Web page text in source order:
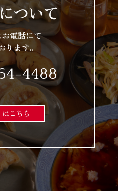
ついて
お電話にて
ります。
4488
こちら